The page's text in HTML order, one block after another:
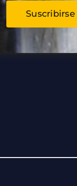
Suscribirse